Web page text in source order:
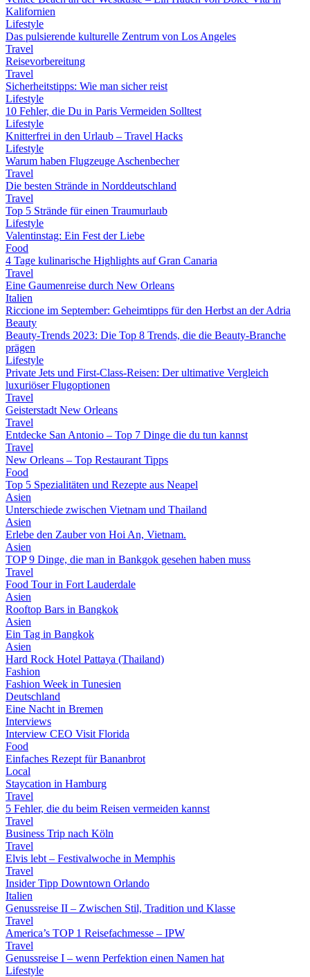
Kalifornien
Lifestyle
Das pulsierende kulturelle Zentrum von Los Angeles
Travel
Reisevorbereitung
Travel
Sicherheitstipps: Wie man sicher reist
Lifestyle
10 Fehler, die Du in Paris Vermeiden Solltest
Lifestyle
Knitterfrei in den Urlaub – Travel Hacks
Lifestyle
Warum haben Flugzeuge Aschenbecher
Travel
Die besten Strände in Norddeutschland
Travel
Top 5 Strände für einen Traumurlaub
Lifestyle
Valentinstag: Ein Fest der Liebe
Food
4 Tage kulinarische Highlights auf Gran Canaria
Travel
Eine Gaumenreise durch New Orleans
Italien
Riccione im September: Geheimtipps für den Herbst an der Adria
Beauty
Beauty-Trends 2023: Die Top 8 Trends, die die Beauty-Branche
prägen
Lifestyle
Private Jets und First-Class-Reisen: Der ultimative Vergleich
luxuriöser Flugoptionen
Travel
Geisterstadt New Orleans
Travel
Entdecke San Antonio – Top 7 Dinge die du tun kannst
Travel
New Orleans – Top Restaurant Tipps
Food
Top 5 Spezialitäten und Rezepte aus Neapel
Asien
Unterschiede zwischen Vietnam und Thailand
Asien
Erlebe den Zauber von Hoi An, Vietnam.
Asien
TOP 9 Dinge, die man in Bankgok gesehen haben muss
Travel
Food Tour in Fort Lauderdale
Asien
Rooftop Bars in Bangkok
Asien
Ein Tag in Bangkok
Asien
Hard Rock Hotel Pattaya (Thailand)
Fashion
Fashion Week in Tunesien
Deutschland
Eine Nacht in Bremen
Interviews
Interview CEO Visit Florida
Food
Einfaches Rezept für Bananbrot
Local
Staycation in Hamburg
Travel
5 Fehler, die du beim Reisen vermeiden kannst
Travel
Business Trip nach Köln
Travel
Elvis lebt – Festivalwoche in Memphis
Travel
Insider Tipp Downtown Orlando
Italien
Genussreise II – Zwischen Stil, Tradition und Klasse
Travel
America’s TOP 1 Reisefachmesse – IPW
Travel
Genussreise I – wenn Perfektion einen Namen hat
Lifestyle